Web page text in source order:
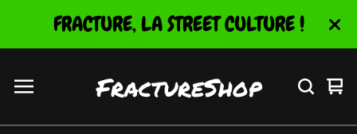
FRACTURE, LA STREET CULTURE !
FractureShop
le
0